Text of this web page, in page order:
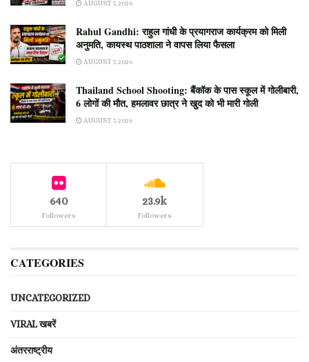
AUGUST 7, 2026
Rahul Gandhi: राहुल गांधी के प्रयागराज कार्यक्रम को मिली
अनुमति, कायस्थ पाठशाला ने वापस लिया फैसला
AUGUST 7, 2026
Thailand School Shooting: बैंकॉक के पास स्कूल में गोलीबारी,
6 लोगों की मौत, हमलावर छात्र ने खुद को भी मारी गोली
AUGUST 7, 2026
640
Followers
23.9k
Followers
CATEGORIES
UNCATEGORIZED
VIRAL खबरें
अंतरराष्ट्रीय